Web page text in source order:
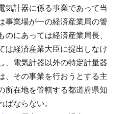
気計器に係る事業であって当
事業場が一の経済産業局の管
にあっては経済産業局長、
は経済産業大臣に提出しなけ
、電気計器以外の特定計量器
、その事業を行おうとする主
所在地を管轄する都道府県知
ならない。